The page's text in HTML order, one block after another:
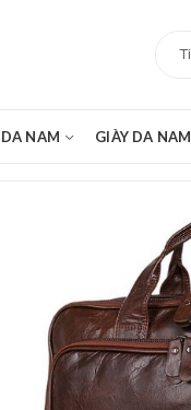
NAM GIÀY DA NAM